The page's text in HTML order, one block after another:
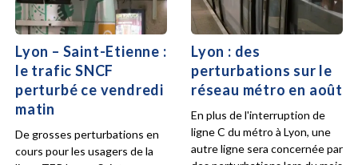
Lyon – Saint-Etienne :
le trafic SNCF
perturbé ce vendredi
matin
De grosses perturbations en
cours pour les usagers de la
Lyon : des
perturbations sur le
réseau métro en août
En plus de l'interruption de
ligne C du métro à Lyon, une
autre ligne sera concernée par